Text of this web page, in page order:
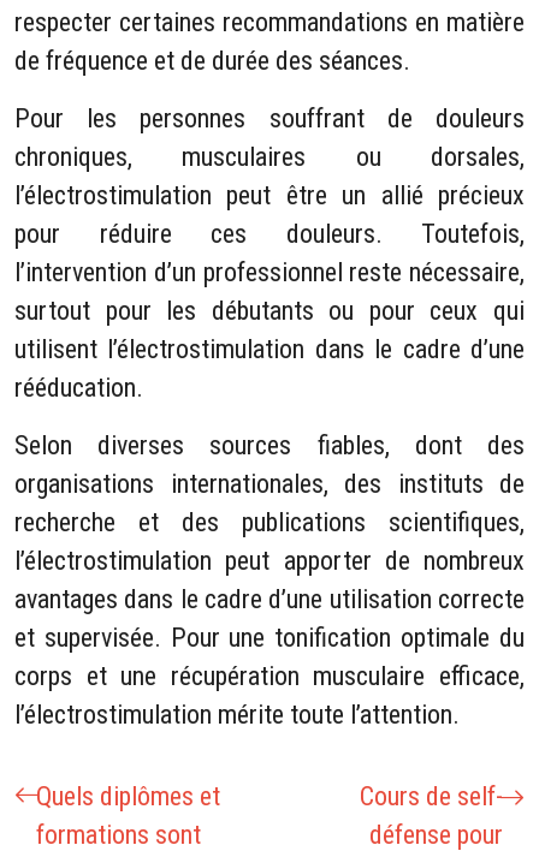
respecter certaines recommandations en matière
de fréquence et de durée des séances.
Pour les personnes souffrant de douleurs
chroniques, musculaires ou dorsales,
l’électrostimulation peut être un allié précieux
pour réduire ces douleurs. Toutefois,
l’intervention d’un professionnel reste nécessaire,
surtout pour les débutants ou pour ceux qui
utilisent l’électrostimulation dans le cadre d’une
rééducation.
Selon diverses sources fiables, dont des
organisations internationales, des instituts de
recherche et des publications scientifiques,
l’électrostimulation peut apporter de nombreux
avantages dans le cadre d’une utilisation correcte
et supervisée. Pour une tonification optimale du
corps et une récupération musculaire efficace,
l’électrostimulation mérite toute l’attention.
Quels diplômes et
formations sont
Cours de self-
défense pour